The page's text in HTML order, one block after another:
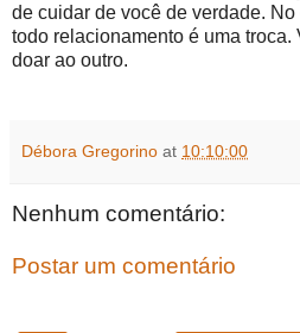
de cuidar de você de verdade.
todo relacionamento é uma troca.
doar ao outro.
Débora Gregorino at 10:10:00
Nenhum comentário:
Postar um comentário